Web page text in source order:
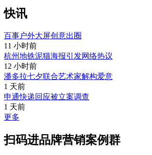
快讯
百事户外大屏创意出圈
11 小时前
杭州地铁泥猫海报引发网络热议
12 小时前
潘多拉七夕联合艺术家解构爱意
1 天前
申通快递回应被立案调查
1 天前
更多
扫码进品牌营销案例群